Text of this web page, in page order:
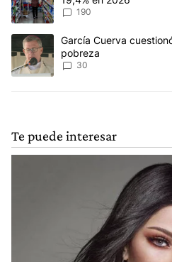
190
Un artículo de tendencia con el
García Cuerva
pobreza
30